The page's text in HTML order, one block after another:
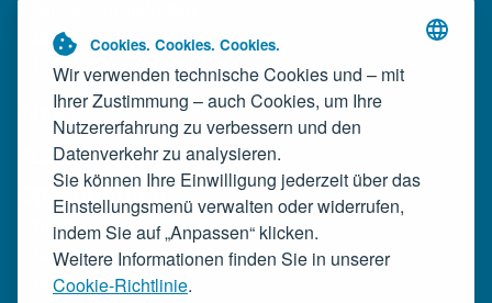
Cookies. Cookies. Cookies.
Wir verwenden technische Cookies und – mit
Ihrer Zustimmung – auch Cookies, um Ihre
Nutzererfahrung zu verbessern und den
Datenverkehr zu analysieren.
Sie können Ihre Einwilligung jederzeit über das
Einstellungsmenü verwalten oder widerrufen,
indem Sie auf „Anpassen“ klicken.
Weitere Informationen finden Sie in unserer
Cookie-Richtlinie.
Die Riviera del Conero
Das Konsortium
News
Anreise
Spezialitäten
Die Spezialitäten der Bucht
Die wilde Miesmuschel
Der Rosso Conero